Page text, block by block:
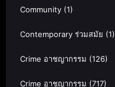
Community (1)
Contemporary ร่วมสมัย (1)
Crime อาชญากรรม (126)
Crime อาชญากรรม (717)